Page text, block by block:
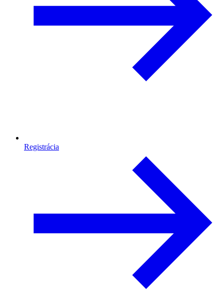
Registrácia